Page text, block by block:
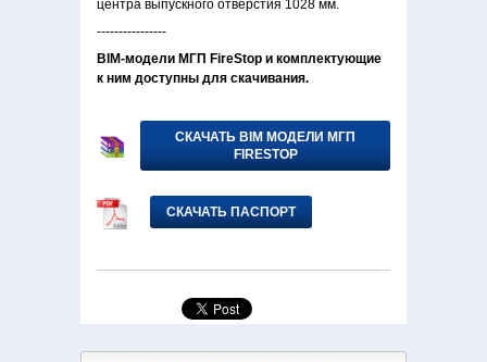
центра выпускного отверстия 1028 мм.
----------------
BIM-модели МГП FireStop и комплектующие
к ним доступны для скачивания.
СКАЧАТЬ BIM МОДЕЛИ МГП
FIRESTOP
СКАЧАТЬ ПАСПОРТ